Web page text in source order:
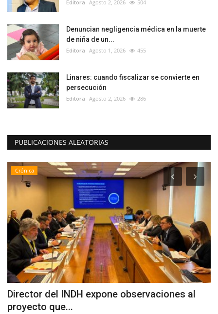
Editora Agosto 2, 2026 504
Denuncian negligencia médica en la muerte
de niña de un...
Editora Agosto 1, 2026 455
Linares: cuando fiscalizar se convierte en
persecución
Editora Agosto 2, 2026 286
PUBLICACIONES ALEATORIAS
Crónica
Director del INDH expone observaciones al
proyecto que...